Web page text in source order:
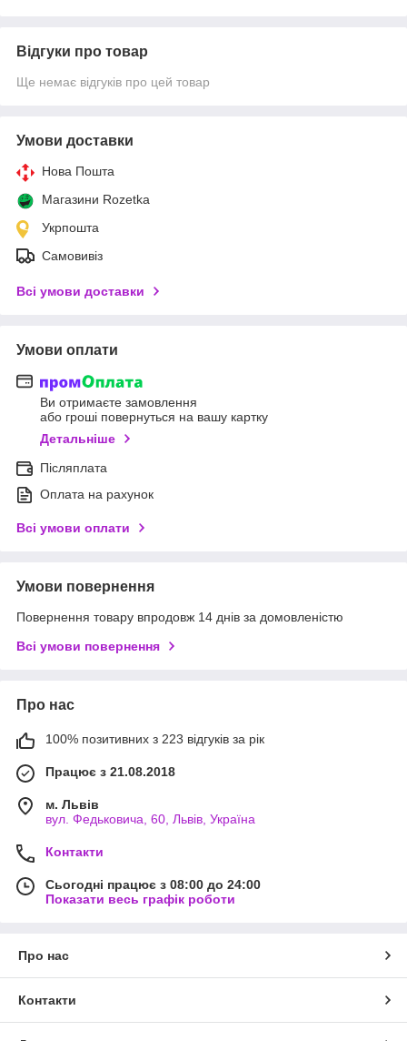
Відгуки про товар
Ще немає відгуків про цей товар
Умови доставки
Нова Пошта
Магазини Rozetka
Укрпошта
Самовивіз
Всі умови доставки
Умови оплати
Ви отримаєте замовлення
або гроші повернуться на вашу картку
Детальніше
Післяплата
Оплата на рахунок
Всі умови оплати
Умови повернення
Повернення товару впродовж 14 днів за домовленістю
Всі умови повернення
Про нас
100% позитивних з 223 відгуків за рік
Працює з 21.08.2018
м. Львів
вул. Федьковича, 60, Львів, Україна
Контакти
Сьогодні працює з 08:00 до 24:00
Показати весь графік роботи
Про нас
Контакти